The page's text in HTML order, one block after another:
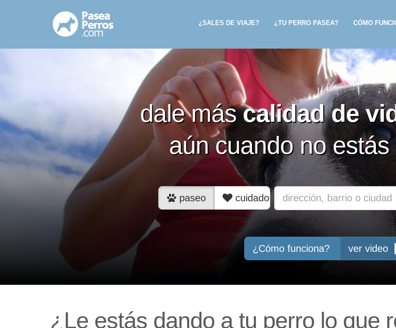
¿SALES DE VIAJE? ¿TU PERRO PASEA? CÓMO
dale máscalidad de
aún cuando no
paseo cuidado
¿Cómo funciona? ver video
¿Le estás dando a tu perro lo que